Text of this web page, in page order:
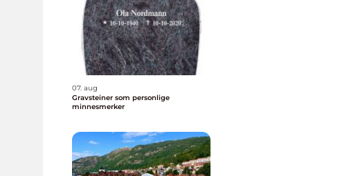
07. aug
Gravsteiner som personlige
minnesmerker